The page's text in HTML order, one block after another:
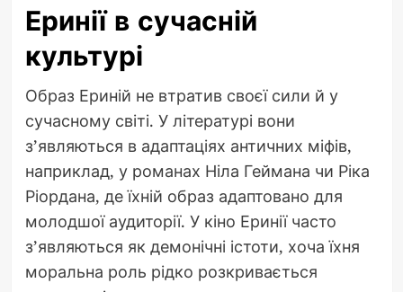
Еринії в сучасній
культурі
Образ Ериній не втратив своєї сили й у
сучасному світі. У літературі вони
з’являються в адаптаціях античних міфів,
наприклад, у романах Ніла Геймана чи Ріка
Ріордана, де їхній образ адаптовано для
молодшої аудиторії. У кіно Еринії часто
з’являються як демонічні істоти, хоча їхня
моральна роль рідко розкривається